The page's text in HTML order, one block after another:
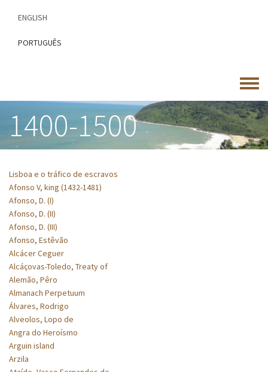
content
ENGLISH
PORTUGUÊS
Toggle
menu
1400-1500
Lisboa e o tráfico de escravos
Afonso V, king (1432-1481)
Afonso, D. (I)
Afonso, D. (II)
Afonso, D. (III)
Afonso, Estêvão
Alcácer Ceguer
Alcáçovas-Toledo, Treaty of
Alemão, Pêro
Almanach Perpetuum
Álvares, Rodrigo
Alveolos, Lopo de
Angra do Heroísmo
Arguin island
Arzila